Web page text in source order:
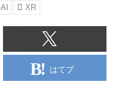
AI XR
はてブ